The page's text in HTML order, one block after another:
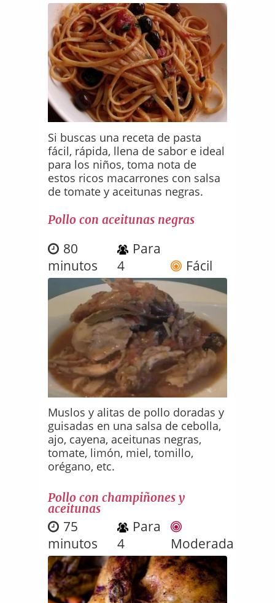
Si buscas una receta de pasta
fácil, rápida, llena de sabor e ideal
para los niños, toma nota de
estos ricos macarrones con salsa
de tomate y aceitunas negras.
Pollo con aceitunas negras
80
minutos
Para
4
Fácil
Muslos y alitas de pollo doradas y
guisadas en una salsa de cebolla,
ajo, cayena, aceitunas negras,
tomate, limón, miel, tomillo,
orégano, etc.
Pollo con champiñones y
aceitunas
75
minutos
Para
4
Moderada